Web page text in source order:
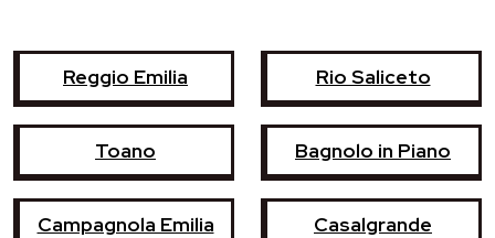
Reggio Emilia Rio Saliceto
Toano Bagnolo in Piano
Campagnola Emilia Casalgrande